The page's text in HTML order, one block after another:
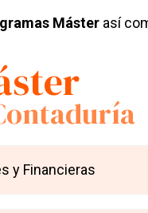
Máster así
y Financieras